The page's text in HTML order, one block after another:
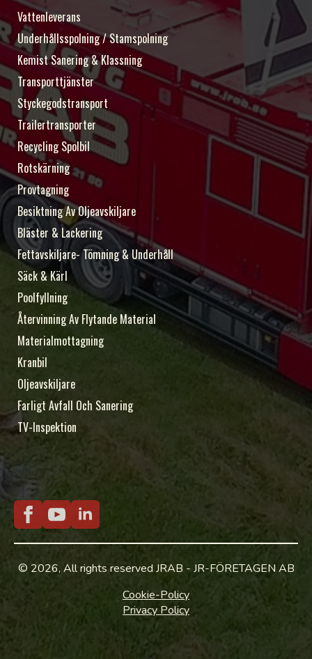
Vattenleverans
Underhållsspolning / Stamspolning
Kemist Sanering & Klassning
Transporttjänster
Styckegodstransport
Trailertransporter
Recycling Spolbil
Rotskärning
Provtagning
Besiktning Av Oljeavskiljare
Bläster & Lackering
Fettavskiljare- Tömning & Underhåll
Säck & Kärl
Poolfyllning
Återvinning Av Flytande Material
Materialmottagning
Kranbil
Oljeavskiljare
Farligt Avfall Och Sanering
TV-Inspektion
© 2026, All rights reserved JRAB - JR-FÖRETAGEN AB
Cookie-Policy
Privacy Policy